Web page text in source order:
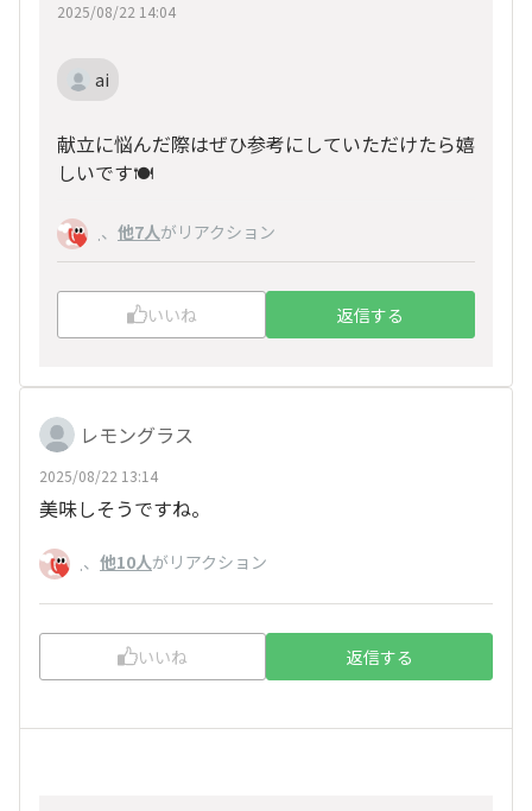
2025/08/22 14:04
ai
献立に悩んだ際はぜひ参考にしていただけたら嬉
しいです🍽
.、 他7人がリアクション
いいね 返信する
レモングラス
2025/08/22 13:14
美味しそうですね。
.、 他10人がリアクション
いいね 返信する